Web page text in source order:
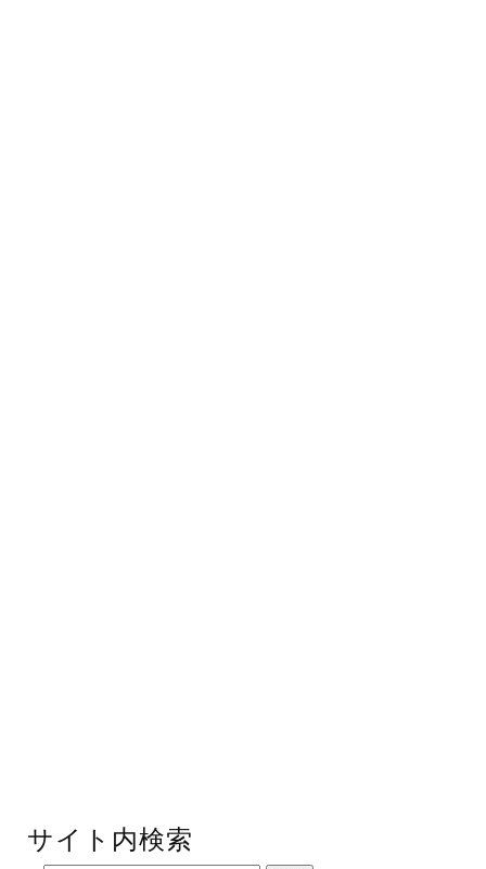
サイト内検索